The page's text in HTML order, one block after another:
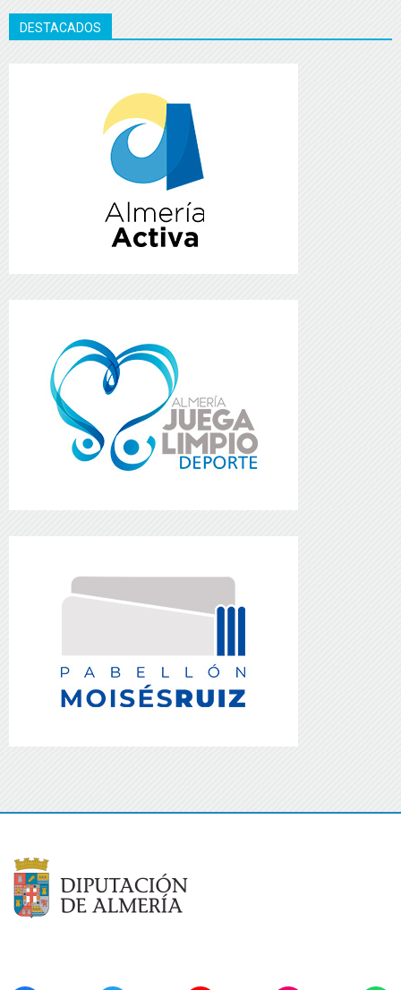
DESTACADOS